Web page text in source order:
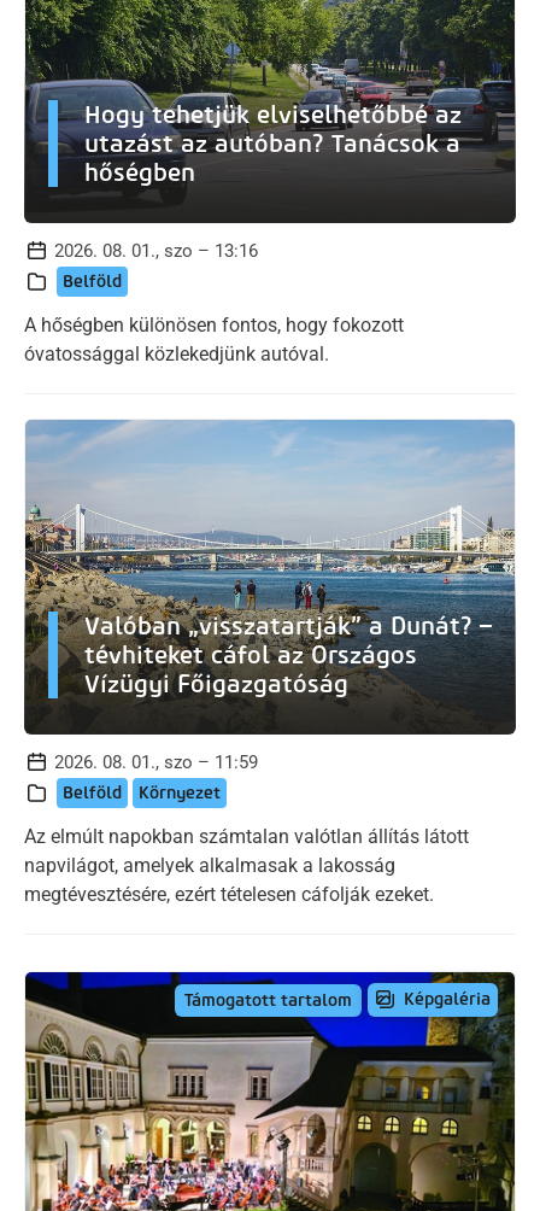
Hogy tehetjük elviselhetőbbé az
utazást az autóban? Tanácsok a
hőségben
2026. 08. 01., szo – 13:16
Belföld
A hőségben különösen fontos, hogy fokozott
óvatossággal közlekedjünk autóval.
Valóban „visszatartják” a Dunát? –
tévhiteket cáfol az Országos
Vízügyi Főigazgatóság
2026. 08. 01., szo – 11:59
Belföld Környezet
Az elmúlt napokban számtalan valótlan állítás látott
napvilágot, amelyek alkalmasak a lakosság
megtévesztésére, ezért tételesen cáfolják ezeket.
Támogatott tartalom Képgaléria